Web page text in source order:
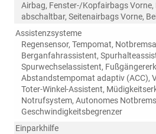
Airbag, Fenster-/Kopfairbags
abschaltbar, Seitenairbags Vorne,
Assistenzsysteme
Regensensor, Tempomat,
Berganfahrassistent,
Spurwechselassistent,
Abstandstempomat adaptiv (ACC),
Toter-Winkel-Assistent,
Notrufsystem, Autonomes
Geschwindigkeitsbegrenzer
Einparkhilfe